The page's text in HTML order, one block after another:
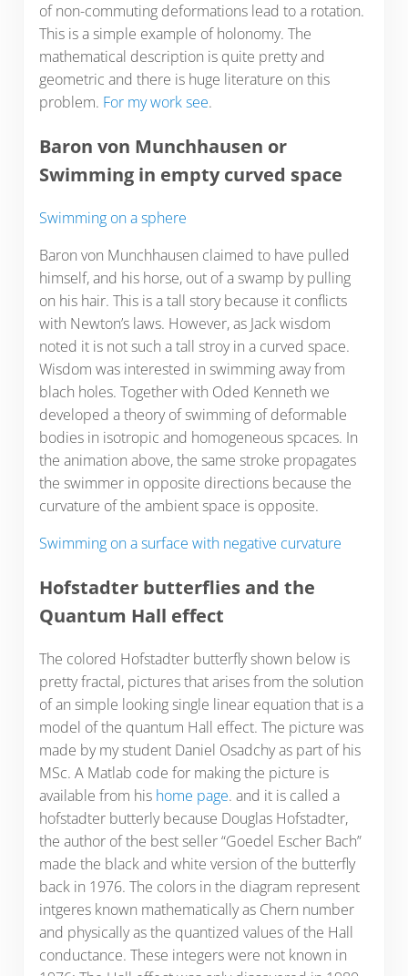
of non-commuting deformations lead to a rotation.
This is a simple example of holonomy. The
mathematical description is quite pretty and
geometric and there is huge literature on this
problem. For my work see.
Baron von Munchhausen or
Swimming in empty curved space
Swimming on a sphere
Baron von Munchhausen claimed to have pulled
himself, and his horse, out of a swamp by pulling
on his hair. This is a tall story because it conflicts
with Newton’s laws. However, as Jack wisdom
noted it is not such a tall stroy in a curved space.
Wisdom was interested in swimming away from
blach holes. Together with Oded Kenneth we
developed a theory of swimming of deformable
bodies in isotropic and homogeneous spcaces. In
the animation above, the same stroke propagates
the swimmer in opposite directions because the
curvature of the ambient space is opposite.
Swimming on a surface with negative curvature
Hofstadter butterflies and the
Quantum Hall effect
The colored Hofstadter butterfly shown below is
pretty fractal, pictures that arises from the solution
of an simple looking single linear equation that is a
model of the quantum Hall effect. The picture was
made by my student Daniel Osadchy as part of his
MSc. A Matlab code for making the picture is
available from his home page. and it is called a
hofstadter butterly because Douglas Hofstadter,
the author of the best seller “Goedel Escher Bach”
made the black and white version of the butterfly
back in 1976. The colors in the diagram represent
intgeres known mathematically as Chern number
and physically as the quantized values of the Hall
conductance. These integers were not known in